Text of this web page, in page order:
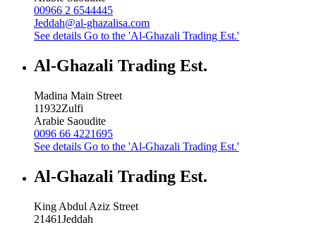
00966 2 6544445
Jeddah@al-ghazalisa.com
See details Go to the 'Al-Ghazali Trading Est.'
Al-Ghazali Trading Est.
Madina Main Street
11932Zulfi
Arabie Saoudite
0096 66 4221695
See details Go to the 'Al-Ghazali Trading Est.'
Al-Ghazali Trading Est.
King Abdul Aziz Street
21461Jeddah